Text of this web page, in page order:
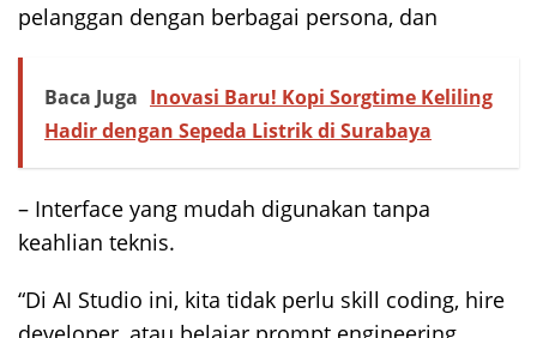
pelanggan dengan berbagai persona, dan
Baca Juga Inovasi Baru! Kopi Sorgtime Keliling
Hadir dengan Sepeda Listrik di Surabaya
– Interface yang mudah digunakan tanpa
keahlian teknis.
“Di AI Studio ini, kita tidak perlu skill coding, hire